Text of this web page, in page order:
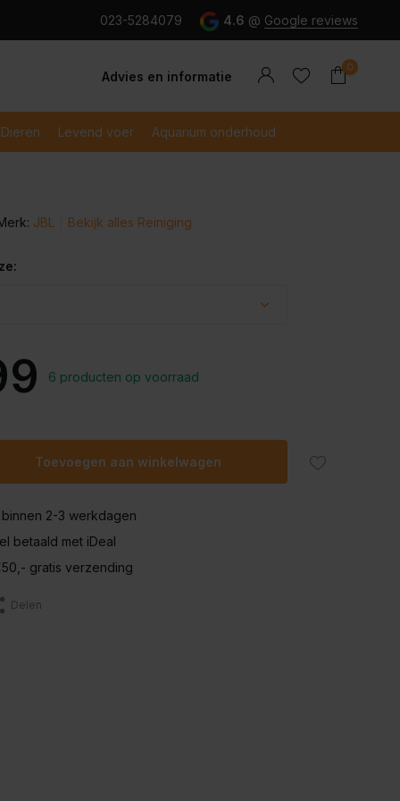
en snel betaald met iDeal
023-5284079 4.6 @ Google reviews
Advies en informatie
0
Dieren Levend voer Aquarium onderhoud
JBL Bekijk alles Reiniging
6 producten op voorraad
Toevoegen aan winkelwagen
2-3 werkdagen
betaald met iDeal
gratis verzending
Delen